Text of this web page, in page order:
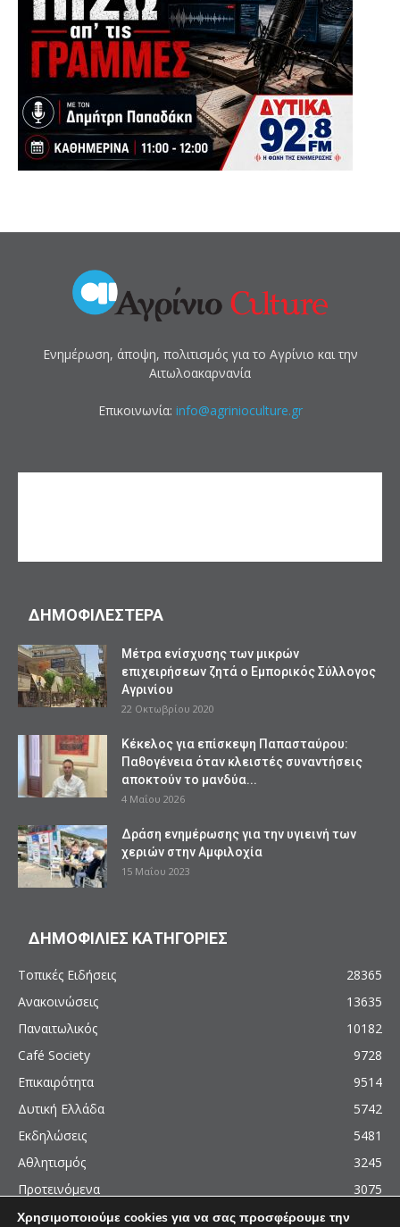
Ενημέρωση, άποψη, πολιτισμός για το Αγρίνιο και την
Αιτωλοακαρνανία
Επικοινωνία: info@agrinioculture.gr
ΔΗΜΟΦΙΛΕΣΤΕΡΑ
Mέτρα ενίσχυσης των μικρών
επιχειρήσεων ζητά ο Εμπορικός Σύλλογος
Αγρινίου
22 Οκτωβρίου 2020
Κέκελος για επίσκεψη Παπασταύρου:
Παθογένεια όταν κλειστές συναντήσεις
αποκτούν το μανδύα...
4 Μαΐου 2026
Δράση ενημέρωσης για την υγιεινή των
χεριών στην Αμφιλοχία
15 Μαΐου 2023
ΔΗΜΟΦΙΛΙΕΣ ΚΑΤΗΓΟΡΙΕΣ
Τοπικές Ειδήσεις
28365
Ανακοινώσεις
13635
Παναιτωλικός
10182
Café Society
9728
Επικαιρότητα
9514
Δυτική Ελλάδα
5742
Εκδηλώσεις
5481
Αθλητισμός
3245
Προτεινόμενα
3075
Χρησιμοποιούμε cookies για να σας προσφέρουμε την